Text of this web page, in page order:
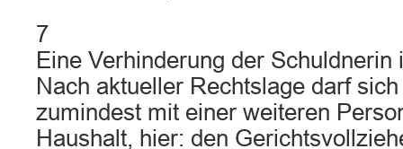
7
Eine Verhinderung der Schuldnerin
Nach aktueller Rechtslage darf
zumindest mit einer weiteren
Haushalt, hier: den